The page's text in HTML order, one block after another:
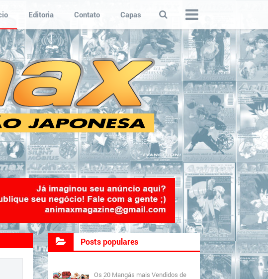
Editoria Contato Capas
Posts populares
Os 20 Mangás mais Vendidos de